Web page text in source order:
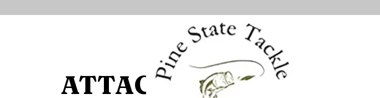
ATTACCO PINE